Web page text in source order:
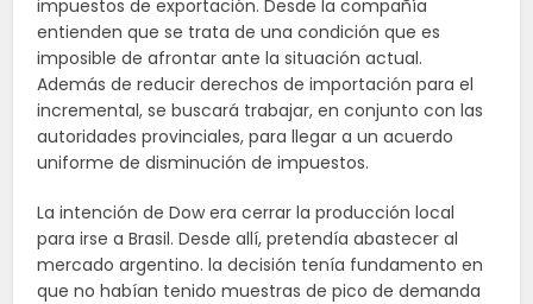
impuestos de exportación. Desde la compañía
entienden que se trata de una condición que es
imposible de afrontar ante la situación actual.
Además de reducir derechos de importación para el
incremental, se buscará trabajar, en conjunto con las
autoridades provinciales, para llegar a un acuerdo
uniforme de disminución de impuestos.
La intención de Dow era cerrar la producción local
para irse a Brasil. Desde allí, pretendía abastecer al
mercado argentino. la decisión tenía fundamento en
que no habían tenido muestras de pico de demanda